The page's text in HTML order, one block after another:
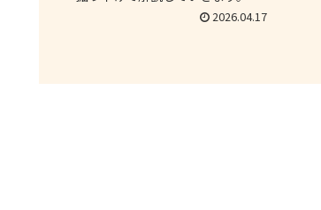
条工務店の今後の動向には目が離
せない、そんな状況となっていま
2026.04.17